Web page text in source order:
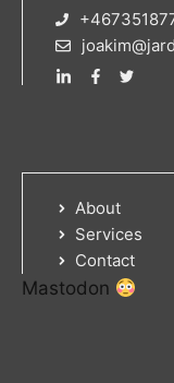
About
Services
Contact
Mastodon